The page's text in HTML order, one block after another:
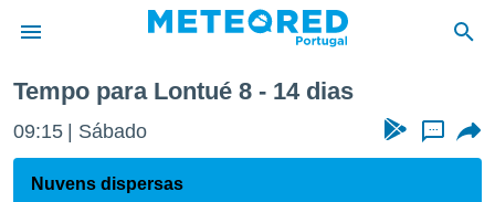
da
foi
Tempo para Lontué 8 - 14 dias
09:15 Sábado ...
Nuvens dispersas